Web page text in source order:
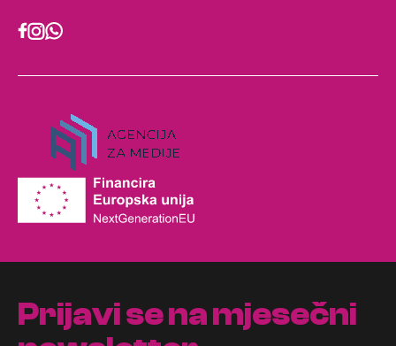
Prijavi se na mjesečni